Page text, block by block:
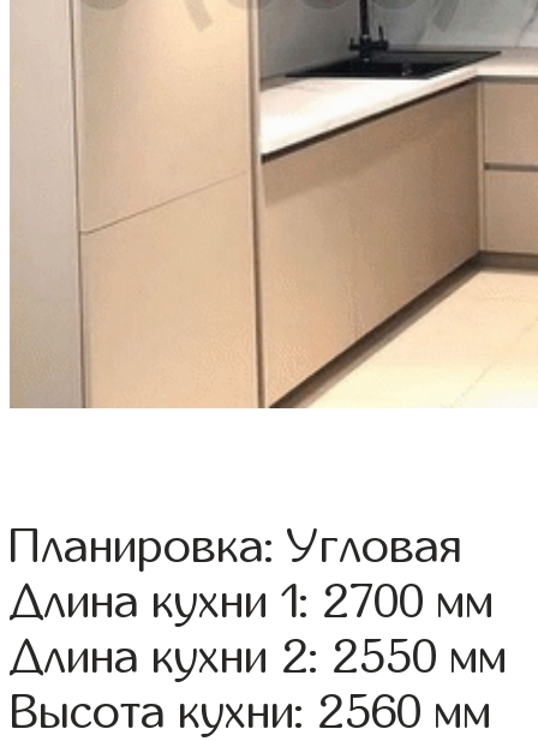
Планировка: Угловая
Длина кухни 1: 2700 мм
Длина кухни 2: 2550 мм
Высота кухни: 2560 мм